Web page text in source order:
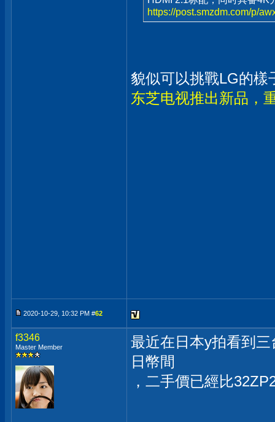
https://post.smzdm.com/p/
貌似可以挑戰LG的樣
东芝电视推出新品，
2020-10-29, 10:32 PM #62
f3346
Master Member
最近在日本y拍看到
日幣間
，二手價已經比